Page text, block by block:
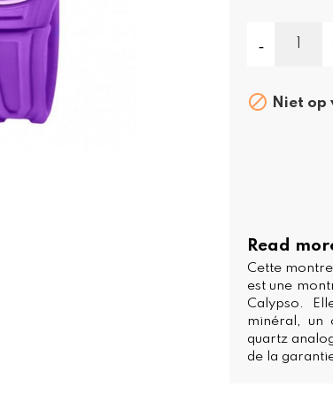
 Niet op
Read
Cette
est une
Calypso.
minéral, un
quartz
de la